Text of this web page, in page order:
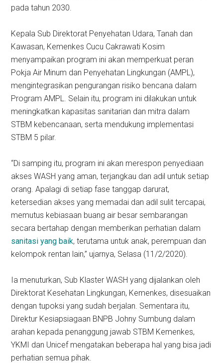
pada tahun 2030.
Kepala Sub Direktorat Penyehatan Udara, Tanah dan
Kawasan, Kemenkes Cucu Cakrawati Kosim
menyampaikan program ini akan memperkuat peran
Pokja Air Minum dan Penyehatan Lingkungan (AMPL),
mengintegrasikan pengurangan risiko bencana dalam
Program AMPL. Selain itu, program ini dilakukan untuk
meningkatkan kapasitas sanitarian dan mitra dalam
STBM kebencanaan, serta mendukung implementasi
STBM 5 pilar.
“Di samping itu, program ini akan merespon penyediaan
akses WASH yang aman, terjangkau dan adil untuk setiap
orang. Apalagi di setiap fase tanggap darurat,
ketersedian akses yang memadai dan adil sulit tercapai,
memutus kebiasaan buang air besar sembarangan
secara bertahap dengan memberikan perhatian dalam
sanitasi yang baik, terutama untuk anak, perempuan dan
kelompok rentan lain,” ujarnya, Selasa (11/2/2020).
Ia menuturkan, Sub Klaster WASH yang dijalankan oleh
Direktorat Kesehatan Lingkungan, Kemenkes, disesuaikan
dengan tupoksi yang sudah berjalan. Sementara itu,
Direktur Kesiapsiagaan BNPB Johny Sumbung dalam
arahan kepada penanggung jawab STBM Kemenkes,
YKMI dan Unicef mengatakan beberapa hal yang bisa jadi
perhatian semua pihak.